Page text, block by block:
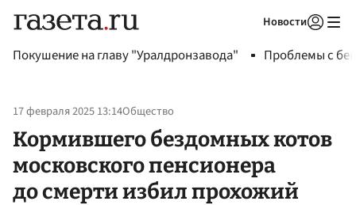
Новости
Покушение на главу "Уралдронзавода" Проблемы с
17 февраля 2025 13:14Общество
Кормившего бездомных котов
московского пенсионера
до смерти избил прохожий